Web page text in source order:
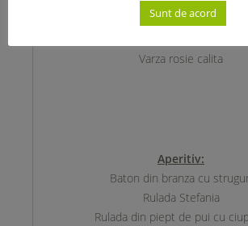
Cina:
Varza rosie calita
Aperitiv:
Baton din branza cu
Rulada Stefania
Rulada din piept de pui cu
Sunt de acord